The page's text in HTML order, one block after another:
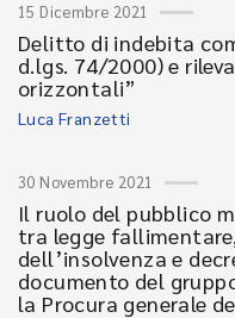
15 Dicembre 2021
Delitto di indebita
d.lgs. 74/2000) e
orizzontali”
Luca Franzetti
30 Novembre 2021
Il ruolo del pubblico
tra legge
dell’insolvenza e
documento del
la Procura generale